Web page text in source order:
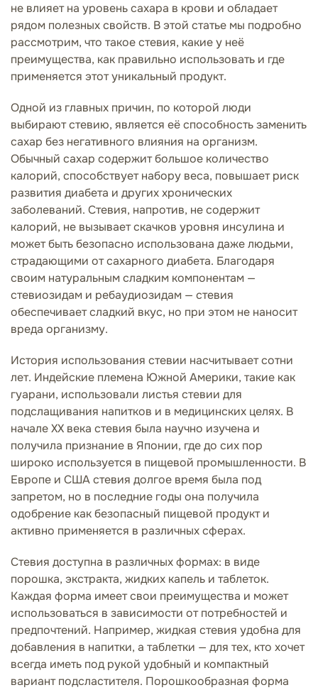
не влияет на уровень сахара в крови и обладает
рядом полезных свойств. В этой статье мы подробно
рассмотрим, что такое стевия, какие у неё
преимущества, как правильно использовать и где
применяется этот уникальный продукт.
Одной из главных причин, по которой люди
выбирают стевию, является её способность заменить
сахар без негативного влияния на организм.
Обычный сахар содержит большое количество
калорий, способствует набору веса, повышает риск
развития диабета и других хронических
заболеваний. Стевия, напротив, не содержит
калорий, не вызывает скачков уровня инсулина и
может быть безопасно использована даже людьми,
страдающими от сахарного диабета. Благодаря
своим натуральным сладким компонентам —
стевиозидам и ребаудиозидам — стевия
обеспечивает сладкий вкус, но при этом не наносит
вреда организму.
История использования стевии насчитывает сотни
лет. Индейские племена Южной Америки, такие как
гуарани, использовали листья стевии для
подслащивания напитков и в медицинских целях. В
начале XX века стевия была научно изучена и
получила признание в Японии, где до сих пор
широко используется в пищевой промышленности. В
Европе и США стевия долгое время была под
запретом, но в последние годы она получила
одобрение как безопасный пищевой продукт и
активно применяется в различных сферах.
Стевия доступна в различных формах: в виде
порошка, экстракта, жидких капель и таблеток.
Каждая форма имеет свои преимущества и может
использоваться в зависимости от потребностей и
предпочтений. Например, жидкая стевия удобна для
добавления в напитки, а таблетки — для тех, кто хочет
всегда иметь под рукой удобный и компактный
вариант подсластителя. Порошкообразная форма